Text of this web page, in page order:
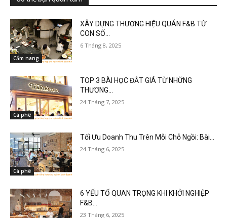
Cẩm nang
XÂY DỰNG THƯƠNG HIỆU QUÁN F&B TỪ
CON SỐ...
6 Tháng 8, 2025
Cà phê
TOP 3 BÀI HỌC ĐẮT GIÁ TỪ NHỮNG
THƯƠNG...
24 Tháng 7, 2025
Cà phê
Tối Ưu Doanh Thu Trên Mỗi Chỗ Ngồi: Bài...
24 Tháng 6, 2025
6 YẾU TỐ QUAN TRỌNG KHI KHỞI NGHIỆP
F&B...
23 Tháng 6, 2025